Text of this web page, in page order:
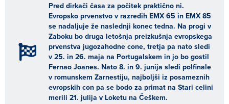
Pred dirkači časa za počitek praktično ni.
Evropsko prvenstvo v razredih EMX 65 in EMX 85
se nadaljuje že naslednji konec tedna. Na progi v
Zaboku bo druga letošnja preizkušnja evropskega
prvenstva jugozahodne cone, tretja pa nato sledi
v 25. in 26. maja na Portugalskem in jo bo gostil
Fernao Joanes. Nato 8. in 9. junija sledi polfinale
v romunskem Zarnestiju, najboljši iz posameznih
evropskih con pa se bodo za primat na Stari celini
merili 21. julija v Loketu na Češkem.